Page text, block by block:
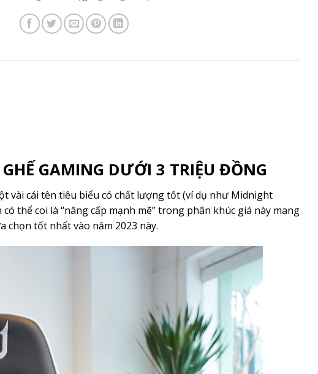
GAMING DƯỚI 3 TRIỆU ĐỒNG
vài cái tên tiêu biểu có chất lượng tốt (ví dụ như Midnight
thể coi là “nâng cấp mạnh mẽ” trong phân khúc giá này mang
chọn tốt nhất vào năm 2023 này.